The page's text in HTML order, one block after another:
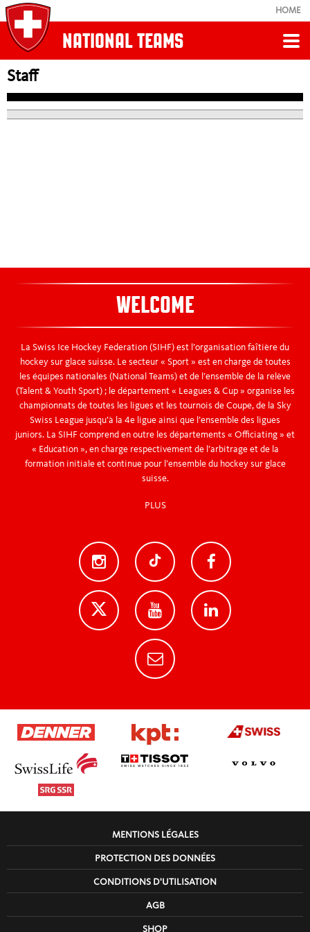
HOME
NATIONAL TEAMS
Retour
U17
Staff
WELCOME
La Swiss Ice Hockey Federation (SIHF) est l’organisation faîtière du
hockey sur glace suisse. Le secteur « Sport » est en charge de toutes
les équipes nationales (National Teams) et de l’ensemble de la relève
(Talent & Youth Sport) ; le département « Leagues & Cup » organise les
championnats de toutes les ligues et les tournois de Coupe, de la Sky
Swiss League jusqu’à la 4e ligue ainsi que l’ensemble des ligues
juniors. La SIHF comprend en outre les départements « Officiating » et
« Education », en charge respectivement de l’arbitrage et de la
formation initiale et continue pour l’ensemble du hockey sur glace
suisse.
PLUS
MENTIONS LÉGALES
PROTECTION DES DONNÉES
CONDITIONS D'UTILISATION
AGB
SHOP